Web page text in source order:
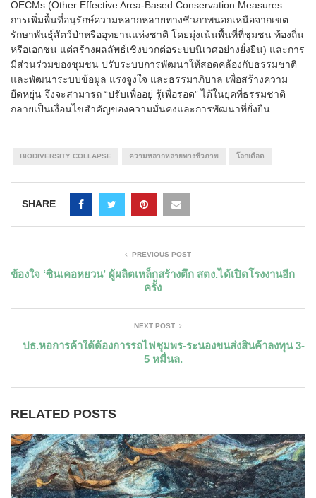
OECMs (Other Effective Area-Based Conservation Measures –
การเพิ่มพื้นที่อนุรักษ์ความหลากหลายทางชีวภาพนอกเหนือจากเขต
รักษาพันธุ์สัตว์ป่าหรืออุทยานแห่งชาติ โดยมุ่งเน้นพื้นที่ที่ชุมชน ท้องถิ่น
หรือเอกชน แต่สร้างผลลัพธ์เชิงบวกต่อระบบนิเวศอย่างยั่งยืน) และการ
มีส่วนร่วมของชุมชน ปรับระบบการพัฒนาให้สอดคล้องกับธรรมชาติ
และพัฒนาระบบข้อมูล แรงจูงใจ และธรรมาภิบาล เพื่อสร้างความ
ยืดหยุ่น จึงจะสามารถ “ปรับเพื่ออยู่ รู้เพื่อรอด” ได้ในยุคที่ธรรมชาติ
กลายเป็นเงื่อนไขสำคัญของความมั่นคงและการพัฒนาที่ยั่งยืน
BIODIVERSITY COLLAPSE ความหลากหลายทางชีวภาพ โลกเดือด
SHARE
PREVIOUS POST
ข้องใจ ‘ซินเคอหยวน’ ผู้ผลิตเหล็กสร้างตึก สตง.ได้เปิดโรงงานอีก
ครั้ง
NEXT POST
ปธ.หอการค้าใต้ต้องการรถไฟชุมพร-ระนองขนส่งสินค้าลงทุน 3-
5 หมื่นล.
RELATED POSTS